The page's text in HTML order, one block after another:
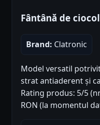
Fântână de
Brand: Clatronic
Model versatil
strat antiaderent și
Rating produs: 5/5
RON (la momentul